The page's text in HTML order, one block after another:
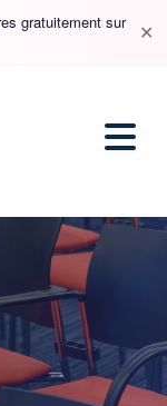
gratuitement sur
✕